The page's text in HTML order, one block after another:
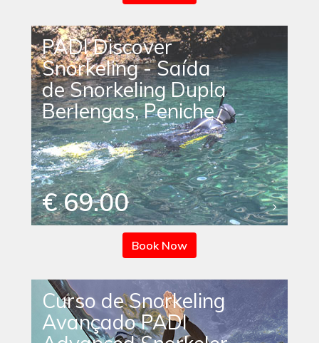
PADI Discover
Snorkeling - Saída
de Snorkeling Dupla
Berlengas, Peniche
€ 69.00
Book Now
Curso de Snorkeling
Avançado PADI